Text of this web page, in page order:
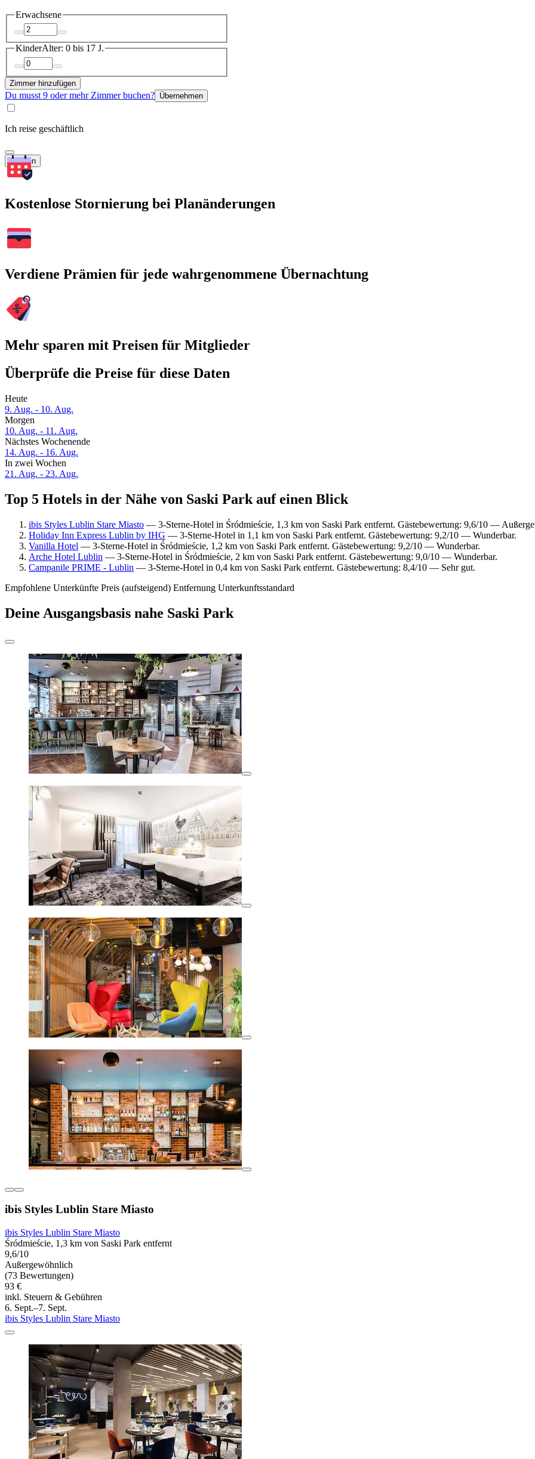
Erwachsene
KinderAlter: 0 bis 17 J.
Zimmer hinzufügen
Du musst 9 oder mehr Zimmer buchen? Übernehmen
Ich reise geschäftlich
Suchen
Kostenlose Stornierung bei Planänderungen
Verdiene Prämien für jede wahrgenommene Übernachtung
Mehr sparen mit Preisen für Mitglieder
Überprüfe die Preise für diese Daten
Heute
9. Aug. - 10. Aug.
Morgen
10. Aug. - 11. Aug.
Nächstes Wochenende
14. Aug. - 16. Aug.
In zwei Wochen
21. Aug. - 23. Aug.
Top 5 Hotels in der Nähe von Saski Park auf einen Blick
ibis Styles Lublin Stare Miasto — 3-Sterne-Hotel in Śródmieście, 1,3 km von Saski Park entfernt. Gästebewertung: 9,6/10 —
Holiday Inn Express Lublin by IHG — 3-Sterne-Hotel in 1,1 km von Saski Park entfernt. Gästebewertung: 9,2/10 — Wunderbar.
Vanilla Hotel — 3-Sterne-Hotel in Śródmieście, 1,2 km von Saski Park entfernt. Gästebewertung: 9,2/10 — Wunderbar.
Arche Hotel Lublin — 3-Sterne-Hotel in Śródmieście, 2 km von Saski Park entfernt. Gästebewertung: 9,0/10 — Wunderbar.
Campanile PRIME - Lublin — 3-Sterne-Hotel in 0,4 km von Saski Park entfernt. Gästebewertung: 8,4/10 — Sehr gut.
Empfohlene Unterkünfte Preis (aufsteigend) Entfernung Unterkunftsstandard
Deine Ausgangsbasis nahe Saski Park
ibis Styles Lublin Stare Miasto
ibis Styles Lublin Stare Miasto
Śródmieście, 1,3 km von Saski Park entfernt
9,6/10
Außergewöhnlich
(73 Bewertungen)
93 €
inkl. Steuern & Gebühren
6. Sept.–7. Sept.
ibis Styles Lublin Stare Miasto